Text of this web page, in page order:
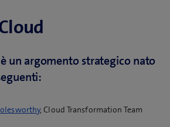
un argomento strategico nato
, Cloud Transformation Team